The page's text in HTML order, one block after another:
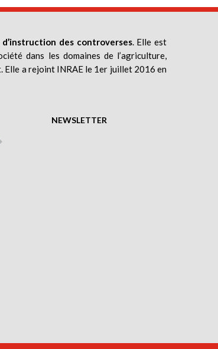
des controverses. Elle est
dans les domaines de l’agriculture,
Elle a rejoint INRAE le 1er juillet 2016 en
NEWSLETTER